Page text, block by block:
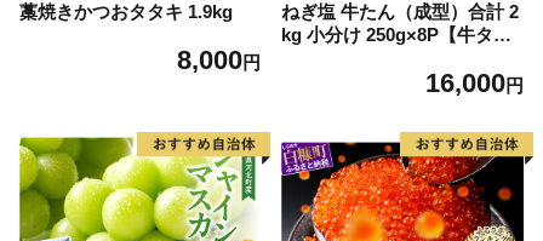
藁焼きかつおタタキ 1.9kg
8,000円
ねぎ塩 牛たん（成型）合計 2
kg 小分け 250g×8P【牛タン
16,000円